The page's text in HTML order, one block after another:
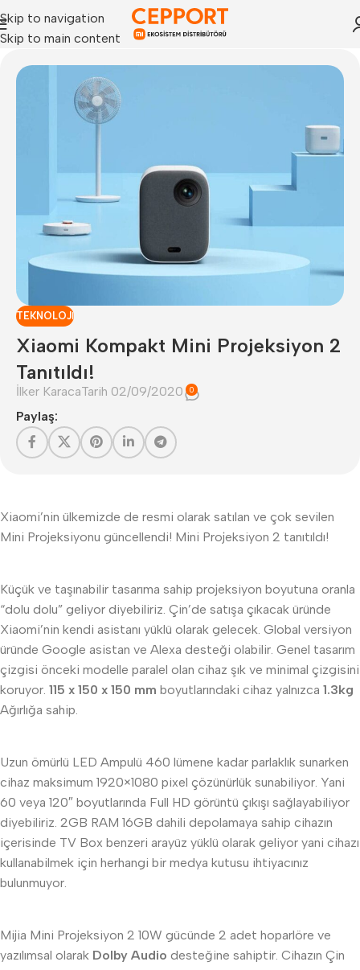
Skip to navigation
Skip to main content
TEKNOLOJI
Xiaomi Kompakt Mini Projeksiyon 2
Tanıtıldı!
İlker KaracaTarih 02/09/2020 0
Paylaş:
Xiaomi’nin ülkemizde de resmi olarak satılan ve çok sevilen
Mini Projeksiyonu güncellendi! Mini Projeksiyon 2 tanıtıldı!
Küçük ve taşınabilir tasarıma sahip projeksiyon boyutuna oranla
“dolu dolu” geliyor diyebiliriz. Çin’de satışa çıkacak üründe
Xiaomi’nin kendi asistanı yüklü olarak gelecek. Global versiyon
üründe Google asistan ve Alexa desteği olabilir. Genel tasarım
çizgisi önceki modelle paralel olan cihaz şık ve minimal çizgisini
koruyor. 115 x 150 x 150 mm boyutlarındaki cihaz yalnızca 1.3kg
Ağırlığa sahip.
Uzun ömürlü LED Ampulü 460 lümene kadar parlaklık sunarken
cihaz maksimum 1920×1080 pixel çözünürlük sunabiliyor. Yani
60 veya 120″ boyutlarında Full HD görüntü çıkışı sağlayabiliyor
diyebiliriz. 2GB RAM 16GB dahili depolamaya sahip cihazın
içerisinde TV Box benzeri arayüz yüklü olarak geliyor yani cihazı
kullanabilmek için herhangi bir medya kutusu ihtiyacınız
bulunmuyor.
Mijia Mini Projeksiyon 2 10W gücünde 2 adet hoparlöre ve
yazılımsal olarak Dolby Audio desteğine sahiptir. Cihazın Çin